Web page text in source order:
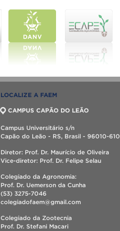
LOCALIZE A FAEM
CAMPUS CAPÃO DO LEÃO
Campus Universitário s/n
Capão do Leão - RS, Brasil - 96010-610
Diretor: Prof. Dr. Maurício de Oliveira
Vice-diretor: Prof. Dr. Felipe Selau
Colegiado da Agronomia:
Prof. Dr. Uemerson da Cunha
(53) 3275-7046
colegiadofaem@gmail.com
Colegiado da Zootecnia
Prof. Dr. Stefani Macari